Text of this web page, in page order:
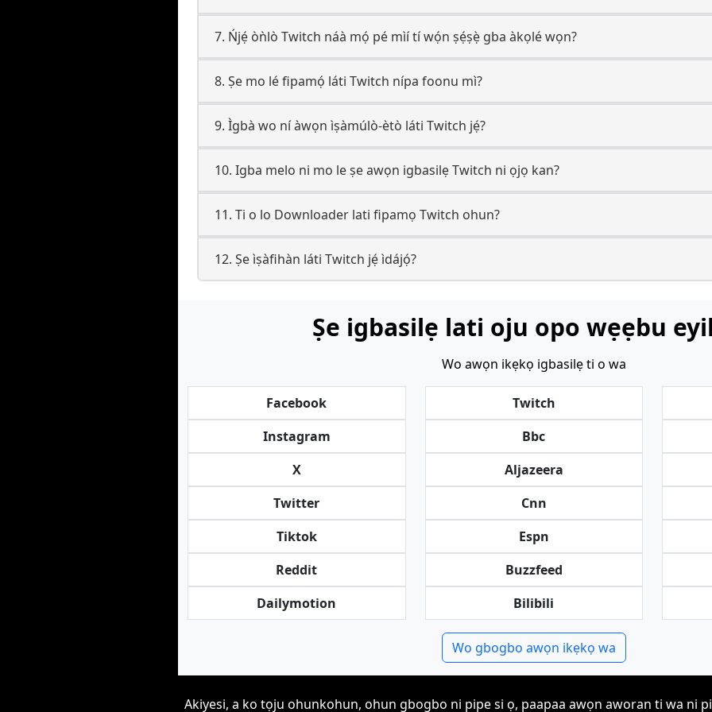
7. Ńjẹ́ òǹlò Twitch náà mọ́ pé mìí tí wọ́n ṣẹ́ṣẹ̀ gba àkọlé wọn?
8. Ṣe mo lé fipamọ́ láti Twitch nípa foonu mì?
9. Ìgbà wo ní àwọn ìṣàmúlò-ètò láti Twitch jẹ́?
10. Igba melo ni mo le ṣe awọn igbasilẹ Twitch ni ọjọ kan?
11. Ti o lo Downloader lati fipamọ Twitch ohun?
12. Ṣe ìṣàfihàn láti Twitch jẹ́ ìdájọ́?
Ṣe igbasilẹ lati oju opo wẹẹbu
Wo awọn ikẹkọ igbasilẹ ti o wa
Facebook
Instagram
X
Twitter
Tiktok
Reddit
Dailymotion
Twitch
Bbc
Aljazeera
Cnn
Espn
Buzzfeed
Bilibili
Wo gbogbo awọn ikẹkọ wa
Akiyesi, a ko tọju ohunkohun, ohun gbogbo ni pipe si ọ, paapaa awọn aworan ti wa ni